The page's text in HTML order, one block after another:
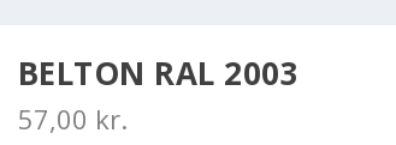
BELTON RAL 2003
57,00 kr.